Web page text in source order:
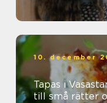
10. december
Tapas i
till små rätter